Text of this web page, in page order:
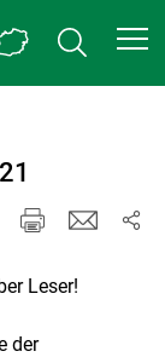
Leser!
der